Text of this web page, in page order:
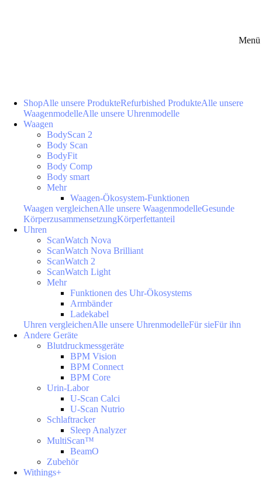
Menü
ShopAlle unsere ProdukteRefurbished ProdukteAlle unsere
WaagenmodelleAlle unsere Uhrenmodelle
Waagen
BodyScan 2
Body Scan
BodyFit
Body Comp
Body smart
Mehr
Waagen-Ökosystem-Funktionen
Waagen vergleichenAlle unsere WaagenmodelleGesunde
KörperzusammensetzungKörperfettanteil
Uhren
ScanWatch Nova
ScanWatch Nova Brilliant
ScanWatch 2
ScanWatch Light
Mehr
Funktionen des Uhr-Ökosystems
Armbänder
Ladekabel
Uhren vergleichenAlle unsere UhrenmodelleFür sieFür ihn
Andere Geräte
Blutdruckmessgeräte
BPM Vision
BPM Connect
BPM Core
Urin-Labor
U-Scan Calci
U-Scan Nutrio
Schlaftracker
Sleep Analyzer
MultiScan™
BeamO
Zubehör
Withings+